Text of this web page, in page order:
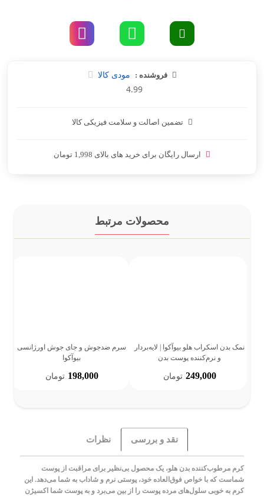
فروشنده : مودی کالا
4.99
تضمین اصالت و سلامت فیزیکی کالا
ارسال رایگان برای خرید های بالای 1,998 تومان
محصولات مرتبط
نمک بدن اسکراب هلو بیوآکوا | لایه‌بردار
و نرم‌کننده پوست بدن
249,000 تومان
سرم ضدجوش و جای جوش اورژانسی
بیوآکوا
198,000 تومان
نقد و بررسی نظرات
کرم مرطوب‌کننده بدن هلو، یک محصول بی‌نظیر برای مراقبت از پوست
شماست که با خواص فوق‌العاده خود، پوستی نرم و شاداب به شما می‌دهد. این
کرم به خوبی سلول‌های مرده پوست را از بین می‌برد و به پوست شما اکسیژن